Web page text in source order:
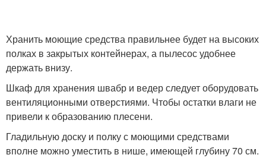
Хранить моющие средства правильнее будет на высоких
полках в закрытых контейнерах, а пылесос удобнее
держать внизу.
Шкаф для хранения швабр и ведер следует оборудовать
вентиляционными отверстиями. Чтобы остатки влаги не
привели к образованию плесени.
Гладильную доску и полку с моющими средствами
вполне можно уместить в нише, имеющей глубину 70 см.